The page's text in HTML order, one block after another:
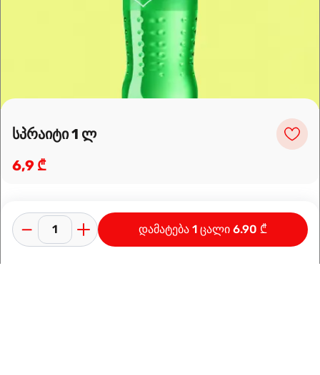
მარშრუტის დაგეგმვა
სპრაიტი 1 ლ
6,9 ₾
დამატება 1 ცალი 6.90 ₾